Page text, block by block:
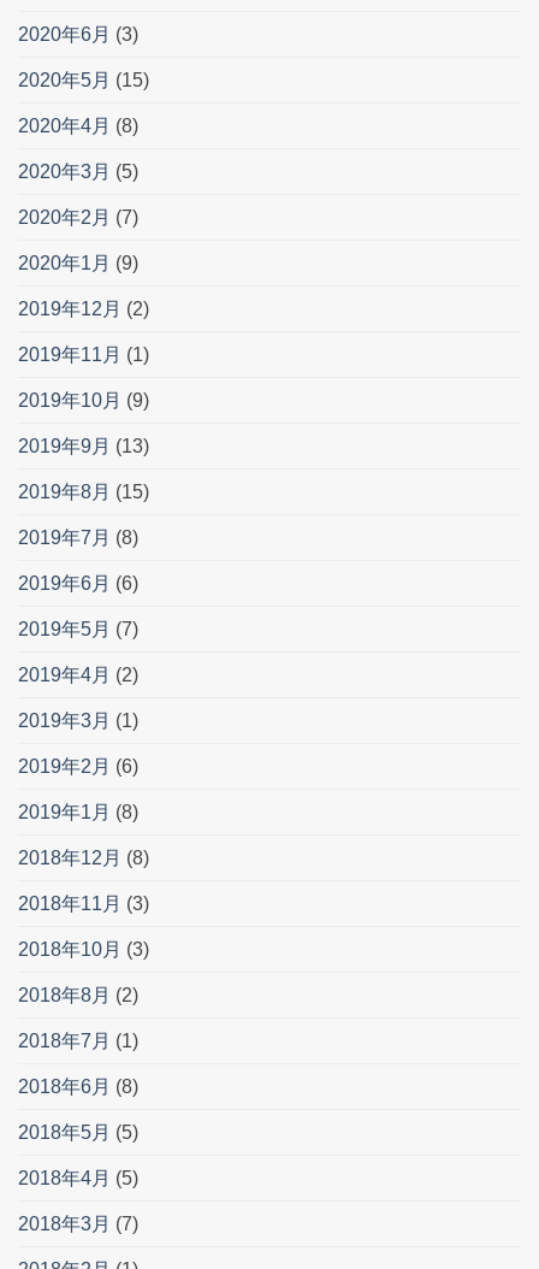
2020年6月 (3)
2020年5月 (15)
2020年4月 (8)
2020年3月 (5)
2020年2月 (7)
2020年1月 (9)
2019年12月 (2)
2019年11月 (1)
2019年10月 (9)
2019年9月 (13)
2019年8月 (15)
2019年7月 (8)
2019年6月 (6)
2019年5月 (7)
2019年4月 (2)
2019年3月 (1)
2019年2月 (6)
2019年1月 (8)
2018年12月 (8)
2018年11月 (3)
2018年10月 (3)
2018年8月 (2)
2018年7月 (1)
2018年6月 (8)
2018年5月 (5)
2018年4月 (5)
2018年3月 (7)